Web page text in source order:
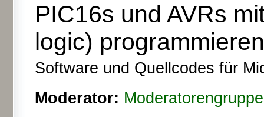
PIC16s und AVRs
logic) programmieren
Software und Quellcodes für
Moderator: Moderatorengruppe